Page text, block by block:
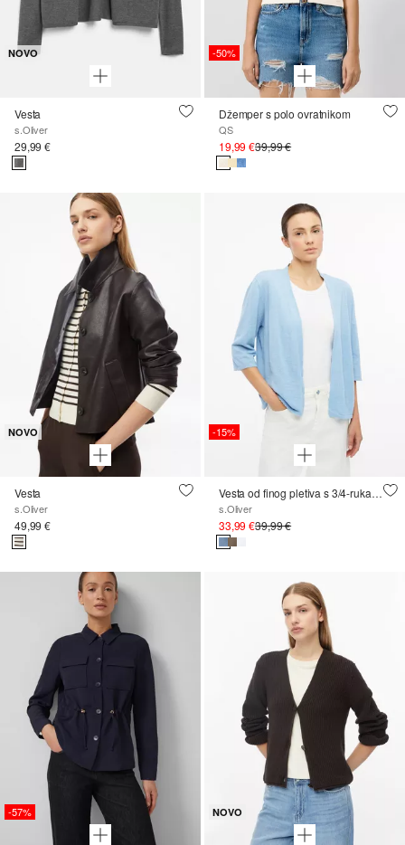
NOVO
Vesta
s.Oliver
29,99 €
-50%
Džemper s polo ovratnikom
QS
19,99 €39,99 €
NOVO
Vesta
s.Oliver
49,99 €
-15%
Vesta od finog pletiva s 3/4-rukavima i valovitim obrubom
s.Oliver
33,99 €39,99 €
-57% NOVO